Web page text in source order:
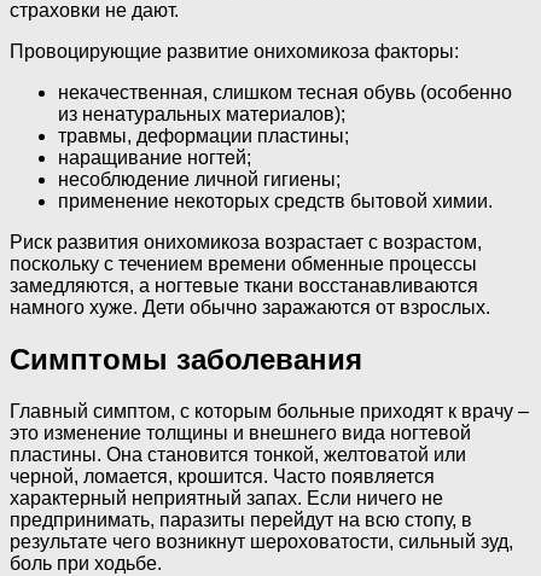
страховки не дают.
Провоцирующие развитие онихомикоза факторы:
некачественная, слишком тесная обувь (особенно
из ненатуральных материалов);
травмы, деформации пластины;
наращивание ногтей;
несоблюдение личной гигиены;
применение некоторых средств бытовой химии.
Риск развития онихомикоза возрастает с возрастом,
поскольку с течением времени обменные процессы
замедляются, а ногтевые ткани восстанавливаются
намного хуже. Дети обычно заражаются от взрослых.
Симптомы заболевания
Главный симптом, с которым больные приходят к врачу –
это изменение толщины и внешнего вида ногтевой
пластины. Она становится тонкой, желтоватой или
черной, ломается, крошится. Часто появляется
характерный неприятный запах. Если ничего не
предпринимать, паразиты перейдут на всю стопу, в
результате чего возникнут шероховатости, сильный зуд,
боль при ходьбе.